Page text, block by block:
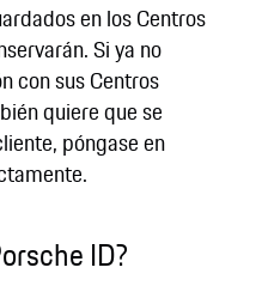
en los Centros
Si ya no
con sus Centros
quiere que se
póngase en
ID?